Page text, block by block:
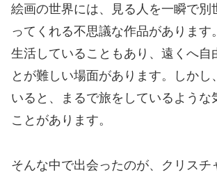
絵画の世界には、見る人を一瞬で別
ってくれる不思議な作品があります
生活していることもあり、遠くへ自
とが難しい場面があります。しかし
いると、まるで旅をしているような
ことがあります。
そんな中で出会ったのが、クリスチ